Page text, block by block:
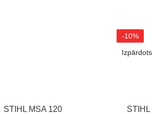
STIHL MSA 120
-10%
Izpārdots
STIHL